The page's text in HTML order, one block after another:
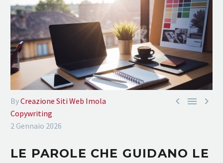
  
ByCreazione Siti Web Imola
Copywriting
2 Gennaio 2026
LE PAROLE CHE GUIDANO LE